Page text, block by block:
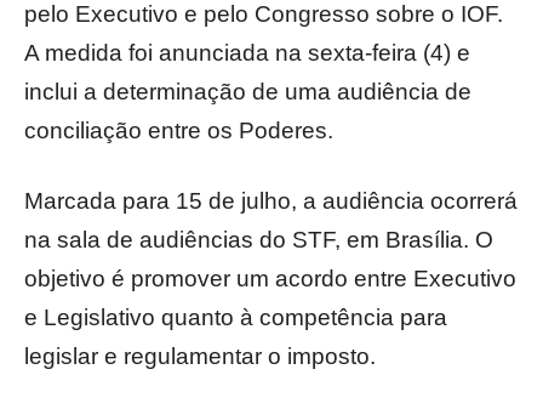
pelo Executivo e pelo Congresso sobre o IOF.
A medida foi anunciada na sexta-feira (4) e
inclui a determinação de uma audiência de
conciliação entre os Poderes.
Marcada para 15 de julho, a audiência ocorrerá
na sala de audiências do STF, em Brasília. O
objetivo é promover um acordo entre Executivo
e Legislativo quanto à competência para
legislar e regulamentar o imposto.